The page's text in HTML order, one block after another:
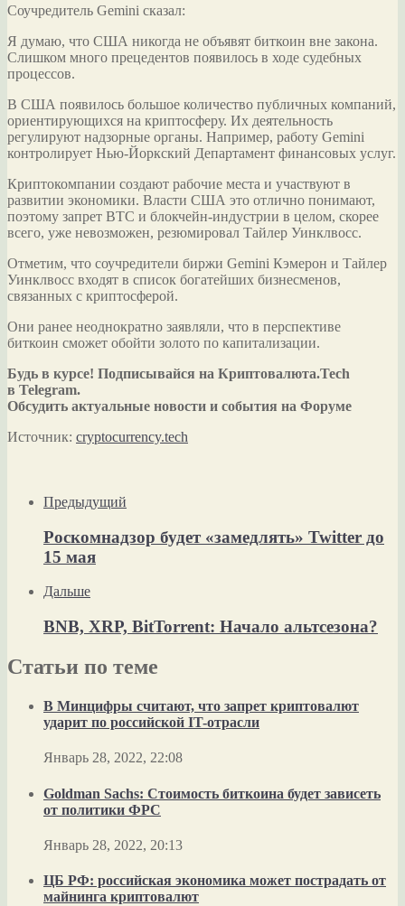
Соучредитель Gemini сказал:
Я думаю, что США никогда не объявят биткоин вне закона.
Слишком много прецедентов появилось в ходе судебных
процессов.
В США появилось большое количество публичных компаний,
ориентирующихся на криптосферу. Их деятельность
регулируют надзорные органы. Например, работу Gemini
контролирует Нью-Йоркский Департамент финансовых услуг.
Криптокомпании создают рабочие места и участвуют в
развитии экономики. Власти США это отлично понимают,
поэтому запрет BTC и блокчейн-индустрии в целом, скорее
всего, уже невозможен, резюмировал Тайлер Уинклвосс.
Отметим, что соучредители биржи Gemini Кэмерон и Тайлер
Уинклвосс входят в список богатейших бизнесменов,
связанных с криптосферой.
Они ранее неоднократно заявляли, что в перспективе
биткоин сможет обойти золото по капитализации.
Будь в курсе! Подписывайся на Криптовалюта.Tech
в Telegram.
Обсудить актуальные новости и события на Форуме
Источник: cryptocurrency.tech
Предыдущий
Роскомнадзор будет «замедлять» Twitter до
15 мая
Дальше
BNB, XRP, BitTorrent: Начало альтсезона?
Статьи по теме
В Минцифры считают, что запрет криптовалют
ударит по российской IT-отрасли
Январь 28, 2022, 22:08
Goldman Sachs: Стоимость биткоина будет зависеть
от политики ФРС
Январь 28, 2022, 20:13
ЦБ РФ: российская экономика может пострадать от
майнинга криптовалют